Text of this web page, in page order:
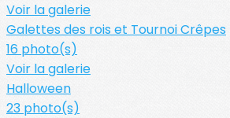
Voir la galerie
Galettes des rois et Tournoi Crêpes
16 photo(s)
Voir la galerie
Halloween
23 photo(s)